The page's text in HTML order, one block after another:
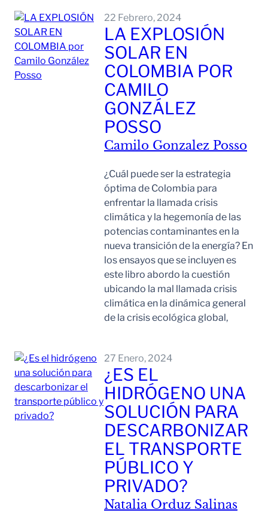
22 Febrero, 2024
LA EXPLOSIÓN
SOLAR EN
COLOMBIA POR
CAMILO
GONZÁLEZ
POSSO
Camilo Gonzalez Posso
¿Cuál puede ser la estrategia
óptima de Colombia para
enfrentar la llamada crisis
climática y la hegemonía de las
potencias contaminantes en la
nueva transición de la energía? En
los ensayos que se incluyen es
este libro abordo la cuestión
ubicando la mal llamada crisis
climática en la dinámica general
de la crisis ecológica global,
27 Enero, 2024
¿ES EL
HIDRÓGENO UNA
SOLUCIÓN PARA
DESCARBONIZAR
EL TRANSPORTE
PÚBLICO Y
PRIVADO?
Natalia Orduz Salinas